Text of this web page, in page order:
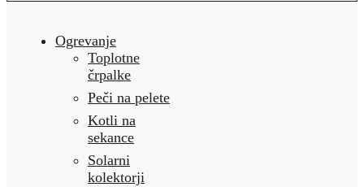
Ogrevanje
Toplotne
črpalke
Peči na pelete
Kotli na
sekance
Solarni
kolektorji